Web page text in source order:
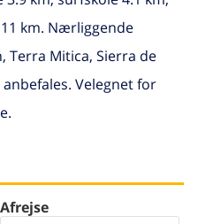
km. Nærliggende
Terra Mitica, Sierra de
Velegnet for
Afrejse